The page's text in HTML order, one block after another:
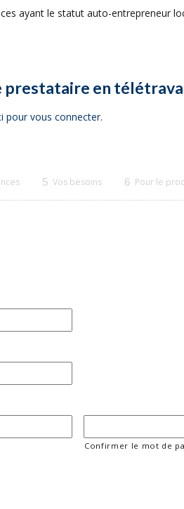
ayant le statut auto-entrepreneur
prestataire en
pour vous connecter.
5 Vos besoins 6 Pour le
Confirmer le mot de